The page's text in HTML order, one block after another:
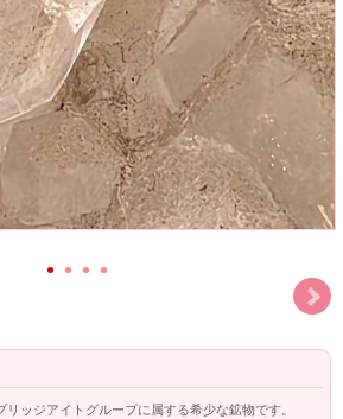
ッジアイトグループに属する希少な鉱物です。